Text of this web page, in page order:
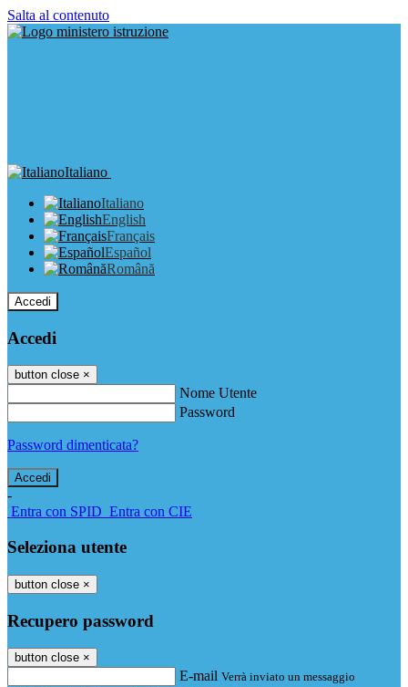
Salta al contenuto
Italiano
Italiano
English
Français
Español
Română
Accedi
Accedi
button close ×
Nome Utente
Password
Password dimenticata?
-
Entra con SPID Entra con CIE
Seleziona utente
button close ×
Recupero password
button close ×
E-mail Verrà inviato un messaggio